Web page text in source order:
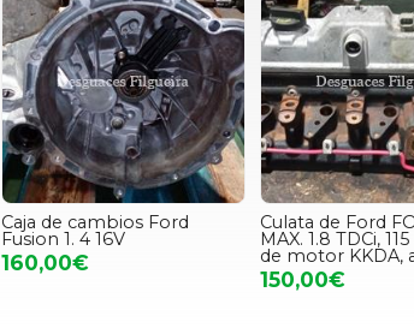
Caja de cambios Ford
Fusion 1. 4 16V
160,00€
Culata de Ford
MAX. 1.8 TDCi,
de motor KKDA,
150,00€